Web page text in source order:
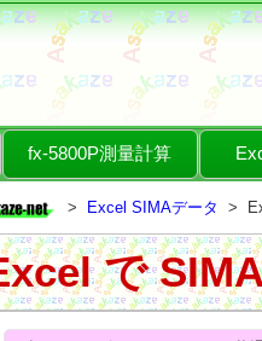
fx-5800P測量計算
Excel SIMAデータ
で